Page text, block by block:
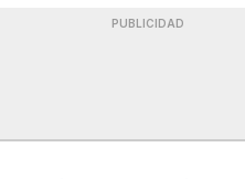
PUBLICIDAD